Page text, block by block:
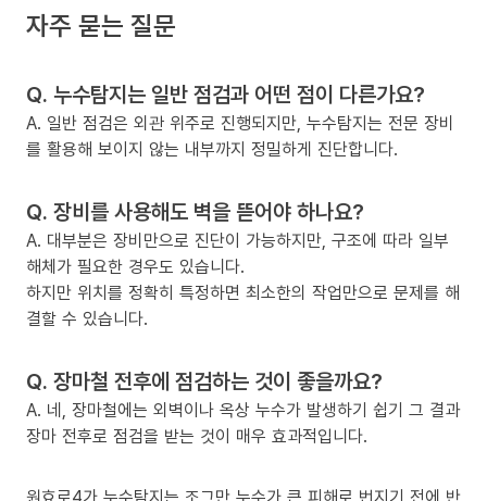
자주 묻는 질문
Q. 누수탐지는 일반 점검과 어떤 점이 다른가요?
A. 일반 점검은 외관 위주로 진행되지만, 누수탐지는 전문 장비
를 활용해 보이지 않는 내부까지 정밀하게 진단합니다.
Q. 장비를 사용해도 벽을 뜯어야 하나요?
A. 대부분은 장비만으로 진단이 가능하지만, 구조에 따라 일부
해체가 필요한 경우도 있습니다.
하지만 위치를 정확히 특정하면 최소한의 작업만으로 문제를 해
결할 수 있습니다.
Q. 장마철 전후에 점검하는 것이 좋을까요?
A. 네, 장마철에는 외벽이나 옥상 누수가 발생하기 쉽기 그 결과
장마 전후로 점검을 받는 것이 매우 효과적입니다.